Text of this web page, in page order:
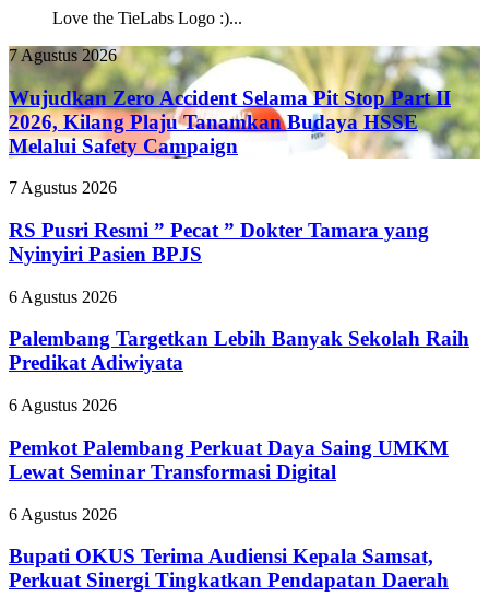
Love the TieLabs Logo :)...
Wujudkan
Zero
Accident
Selama
Pit
Stop
II
Kilang
Plaju
Tanamkan
Budaya
HSSE
Melalui
Safety
Campaign
7 Agustus 2026
Wujudkan Zero Accident Selama Pit Stop Part II
2026, Kilang Plaju Tanamkan Budaya HSSE
Melalui Safety Campaign
RS
Resmi
”
Pecat
Dokter
yang
Nyinyiri
BPJS
7 Agustus 2026
RS Pusri Resmi ” Pecat ” Dokter Tamara yang
Nyinyiri Pasien BPJS
Palembang
Lebih
Banyak
Sekolah
Predikat
6 Agustus 2026
Palembang Targetkan Lebih Banyak Sekolah Raih
Predikat Adiwiyata
Pemkot
Perkuat
Daya
Saing
Lewat
Transformasi
Digital
6 Agustus 2026
Pemkot Palembang Perkuat Daya Saing UMKM
Lewat Seminar Transformasi Digital
Bupati
Terima
Audiensi
Kepala
6 Agustus 2026
Bupati OKUS Terima Audiensi Kepala Samsat,
Perkuat Sinergi Tingkatkan Pendapatan Daerah